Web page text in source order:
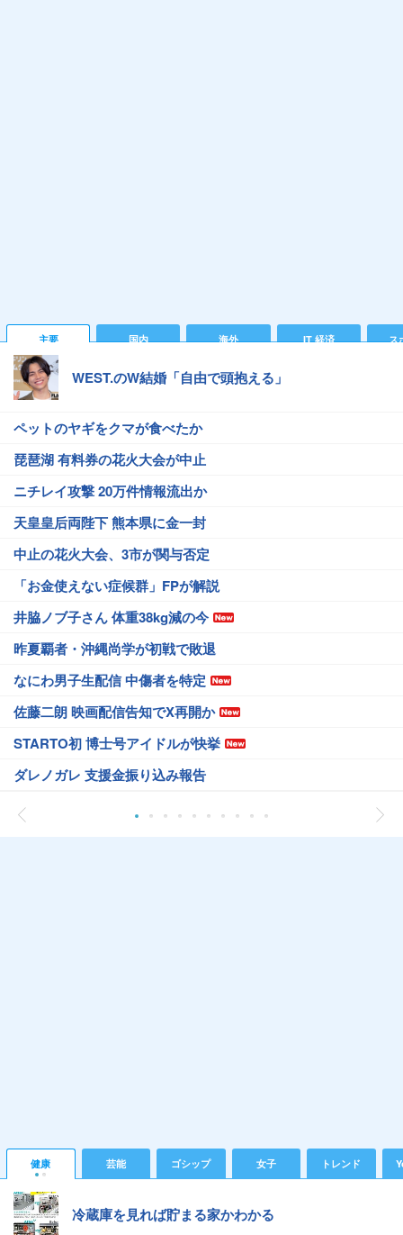
主要 国内 海外 IT 経済 ス
WEST.のW結婚「自由で頭抱える」
ペットのヤギをクマが食べたか
琵琶湖 有料券の花火大会が中止
ニチレイ攻撃 20万件情報流出か
天皇皇后両陛下 熊本県に金一封
中止の花火大会、3市が関与否定
「お金使えない症候群」FPが解説
井脇ノブ子さん 体重38kg減の今
昨夏覇者・沖縄尚学が初戦で敗退
なにわ男子生配信 中傷者を特定
佐藤二朗 映画配信告知でX再開か
STARTO初 博士号アイドルが快挙
ダレノガレ 支援金振り込み報告
健康 芸能 ゴシップ 女子 トレンド
冷蔵庫を見れば貯まる家かわかる